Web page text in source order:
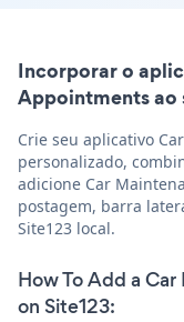
Incorporar o
Appointments ao
Crie seu aplicativo
personalizado,
adicione Car
postagem, barra
Site123 local.
How To Add a
on Site123: